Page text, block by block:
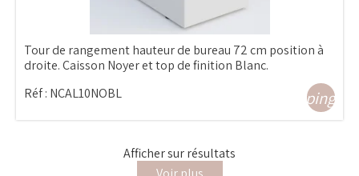
Tour de rangement hauteur de bureau 72 cm position à
droite. Caisson Noyer et top de finition Blanc.
Réf : NCAL10NOBL
Affichersurrésultats